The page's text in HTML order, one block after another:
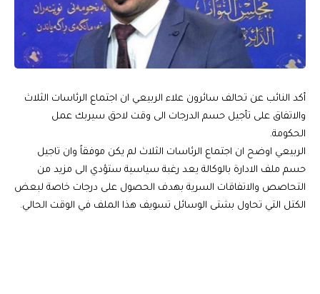
أكد النائب عن تحالف سائرون علاء الربيعي ان اجتماع الرئاسات الثلاث
والاتفاق على تأجيل حسم الدرجات الى وقت لاحق سيربك عمل
الحكومة.
الربيعي اوضح ان اجتماع الرئاسات الثلاث لم يكن موفقاً وان تاجيل
حسم ملف الادارة بالوكالة يعد رغبة سياسية ستؤدي الى مزيد من
التحاصص والاتفاقات السرية بهدف الحصول على درجات خاصة لبعض
الكتل التي تحاول بشتى الوسائل تسويف هذا الملف في الوقت الحالي.